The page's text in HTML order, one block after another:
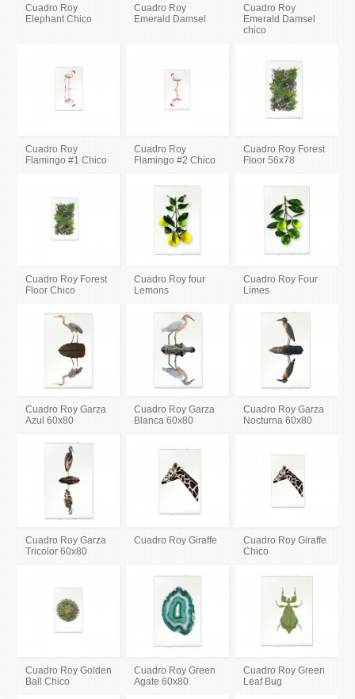
Cuadro Roy
Elephant Chico
Cuadro Roy
Emerald Damsel
Cuadro Roy
Emerald Damsel
chico
Cuadro Roy
Flamingo #1 Chico
Cuadro Roy
Flamingo #2 Chico
Cuadro Roy Forest
Floor 56x78
Cuadro Roy Forest
Floor Chico
Cuadro Roy four
Lemons
Cuadro Roy Four
Limes
Cuadro Roy Garza
Azul 60x80
Cuadro Roy Garza
Blanca 60x80
Cuadro Roy Garza
Nocturna 60x80
Cuadro Roy Garza
Tricolor 60x80
Cuadro Roy Giraffe
Cuadro Roy Giraffe
Chico
Cuadro Roy Golden
Ball Chico
Cuadro Roy Green
Agate 60x80
Cuadro Roy Green
Leaf Bug